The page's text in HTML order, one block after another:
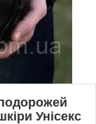
Унісекс